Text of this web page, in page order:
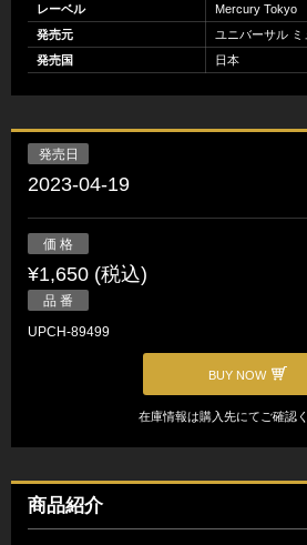
レーベル
Mercury Tokyo
発売元
ユニバーサル
発売国
日本
発売日
2023-04-19
価 格
¥1,650 (税込)
品 番
UPCH-89499
BUY NOW
在庫情報は購入先にてご確認く
商品紹介